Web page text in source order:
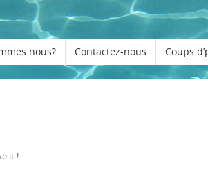
nous? Contactez-nous Coups
it !